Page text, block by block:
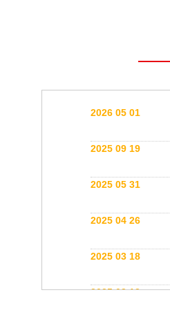
2026 05 01
2025 09 19
2025 05 31
2025 04 26
2025 03 18
2025 03 12